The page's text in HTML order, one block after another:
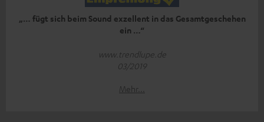
„… fügt sich beim Sound exzellent in das Gesamtgeschehen
ein …“
www.trendlupe.de
03/2019
Mehr...